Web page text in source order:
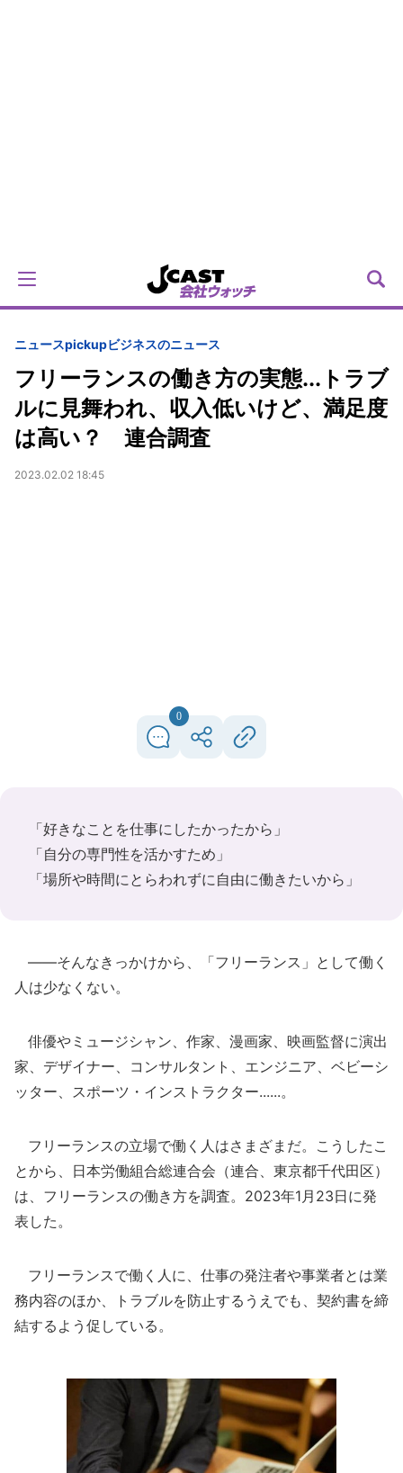
ニュースpickupビジネスのニュース
フリーランスの働き方の実態...トラブ
ルに見舞われ、収入低いけど、満足度
は高い？ 連合調査
2023.02.02 18:45
0
「好きなことを仕事にしたかったから」
「自分の専門性を活かすため」
「場所や時間にとらわれずに自由に働きたいから」
――そんなきっかけから、「フリーランス」として働く
人は少なくない。
俳優やミュージシャン、作家、漫画家、映画監督に演出
家、デザイナー、コンサルタント、エンジニア、ベビーシ
ッター、スポーツ・インストラクター......。
フリーランスの立場で働く人はさまざまだ。こうしたこ
とから、日本労働組合総連合会（連合、東京都千代田区）
は、フリーランスの働き方を調査。2023年1月23日に発
表した。
フリーランスで働く人に、仕事の発注者や事業者とは業
務内容のほか、トラブルを防止するうえでも、契約書を締
結するよう促している。